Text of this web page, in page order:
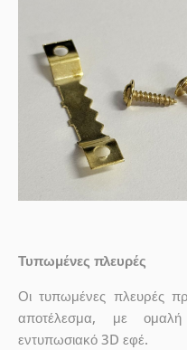
Τυπωμένες πλευρές
Οι τυπωμένες πλευρές
αποτέλεσμα, με
εντυπωσιακό 3D εφέ.